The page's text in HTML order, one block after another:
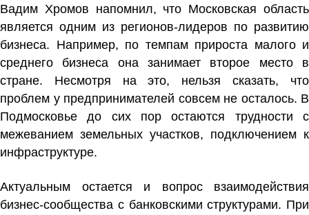
Вадим Хромов напомнил, что Московская область
является одним из регионов-лидеров по развитию
бизнеса. Например, по темпам прироста малого и
среднего бизнеса она занимает второе место в
стране. Несмотря на это, нельзя сказать, что
проблем у предпринимателей совсем не осталось. В
Подмосковье до сих пор остаются трудности с
межеванием земельных участков, подключением к
инфраструктуре.
Актуальным остается и вопрос взаимодействия
бизнес-сообщества с банковскими структурами. При